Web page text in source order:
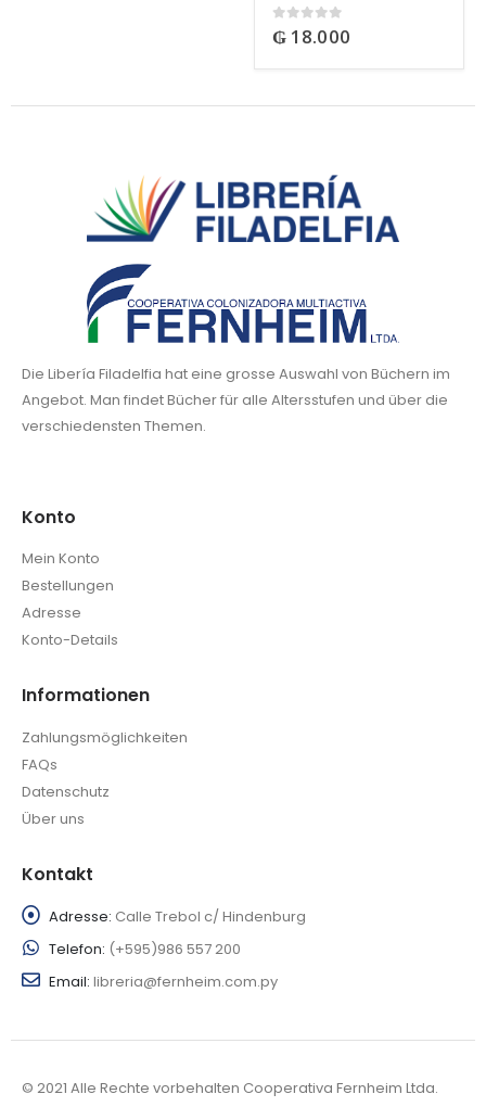
0out of 5
₲ 18.000
Die Libería Filadelfia hat eine grosse Auswahl von Büchern im
Angebot. Man findet Bücher für alle Altersstufen und über die
verschiedensten Themen.
Konto
Mein Konto
Bestellungen
Adresse
Konto-Details
Informationen
Zahlungsmöglichkeiten
FAQs
Datenschutz
Über uns
Kontakt
Adresse: Calle Trebol c/ Hindenburg
Telefon: (+595)986 557 200
Email: libreria@fernheim.com.py
© 2021 Alle Rechte vorbehalten Cooperativa Fernheim Ltda.